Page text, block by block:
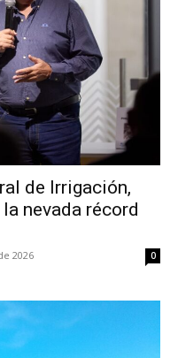
de Irrigación,
nevada récord
2026 0